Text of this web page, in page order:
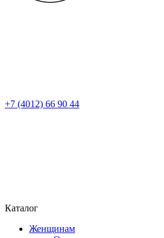
+7 (4012) 66 90 44
Каталог
Женщинам